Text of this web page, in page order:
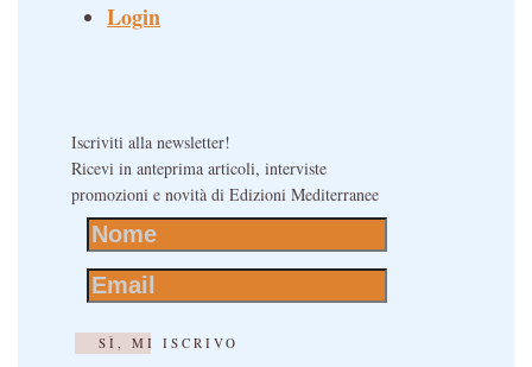
Login
Iscriviti alla newsletter!
Ricevi in anteprima articoli, interviste
promozioni e novità di Edizioni Mediterranee
SÌ, MI ISCRIVO